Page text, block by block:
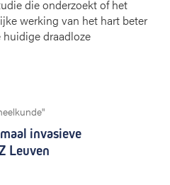
die onderzoekt of het
werking van het hart beter
draadloze
invasieve
Leuven